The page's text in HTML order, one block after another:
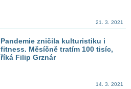
21. 3. 2021
Pandemie zničila kulturistiku i
fitness. Měsíčně tratím 100 tisíc,
říká Filip Grznár
14. 3. 2021